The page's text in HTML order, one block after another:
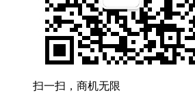
扫一扫，商机无限